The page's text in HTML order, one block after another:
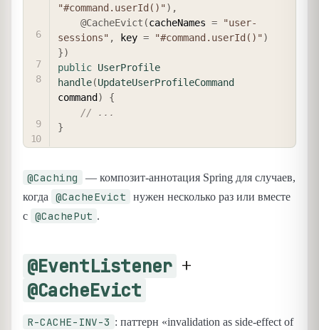
"#command.userId()") ,
@CacheEvict (cacheNames =
"user-
sessions" , key = "#command.userId()")
})
public UserProfile
handle(UpdateUserProfileCommand
command )
{
// ...
}
@Caching
— композит-аннотация Spring для случаев,
когда
@CacheEvict
нужен несколько раз или вместе
с @CachePut .
@EventListener +
@CacheEvict
R-CACHE-INV-3 : паттерн «invalidation as side-effect of